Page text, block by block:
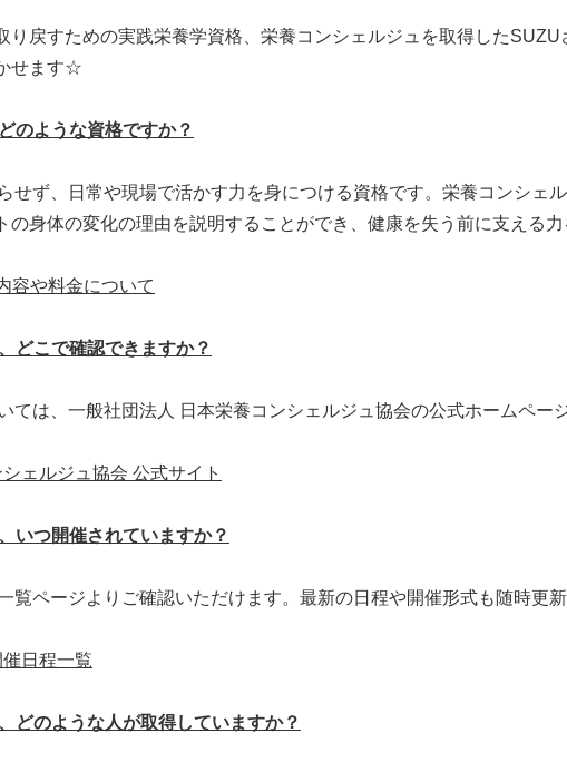
り戻すための実践栄養学資格、栄養コンシェルジュを取得した
せます☆
のような資格ですか？
せず、日常や現場で活かす力を身につける資格です。栄養コンシェ
の身体の変化の理由を説明することができ、健康を失う前に支える力
容や料金について
どこで確認できますか？
ては、一般社団法人 日本栄養コンシェルジュ協会の公式ホームペー
ェルジュ協会 公式サイト
いつ開催されていますか？
覧ページよりご確認いただけます。最新の日程や開催形式も随時更新
日程一覧
どのような人が取得していますか？